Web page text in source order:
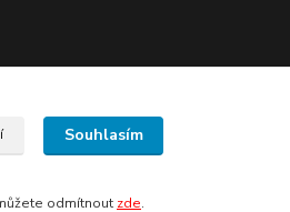
Souhlasím
odmítnout zde.